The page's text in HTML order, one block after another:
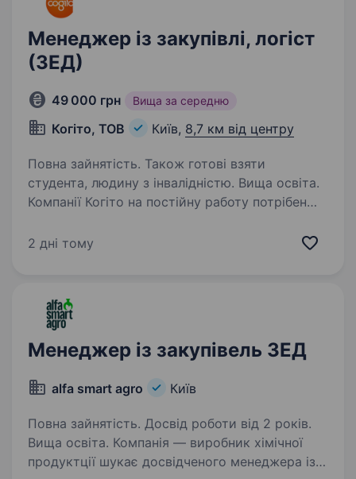
Менеджер із закупівлі, логіст
(ЗЕД)
49 000 грн Вища за середню
Когіто, ТОВ Київ, 8,7 км від центру
Повна зайнятість. Також готові взяти
студента, людину з інвалідністю. Вища освіта.
Компанії Когіто на постійну работу потрібен
компонентов (електротехніка, електроніка,
2 дні тому
Менеджер із закупівель ЗЕД
alfa smart agro Київ
Повна зайнятість. Досвід роботи від 2 років.
Вища освіта. Компанія — виробник хімічної
продуктції шукає досвідченого менеджера із